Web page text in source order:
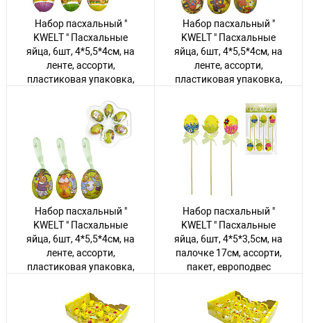
Набор пасхальный "
KWELT " Пасхальные
яйца, 6шт, 4*5,5*4см, на
ленте, ассорти,
пластиковая упаковка,
Авторизуйтесь, чтобы
увидеть цену
272 товара
Набор пасхальный "
KWELT " Пасхальные
яйца, 6шт, 4*5,5*4см, на
ленте, ассорти,
пластиковая упаковка,
Авторизуйтесь, чтобы
увидеть цену
288 товаров
Набор пасхальный "
KWELT " Пасхальные
яйца, 6шт, 4*5,5*4см, на
ленте, ассорти,
пластиковая упаковка,
Авторизуйтесь, чтобы
увидеть цену
Набор пасхальный "
KWELT " Пасхальные
яйца, 6шт, 4*5*3,5см, на
палочке 17см, ассорти,
пакет, европодвес
увидеть цену
158 товаров